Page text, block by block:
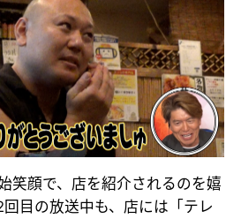
笑顔で、店を紹介されるのを嬉
回目の放送中も、店には「テレ